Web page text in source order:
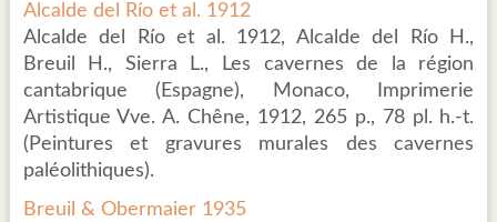
Alcalde del Río et al. 1912
Alcalde del Río et al. 1912, Alcalde del Río H.,
Breuil H., Sierra L., Les cavernes de la région
cantabrique (Espagne), Monaco, Imprimerie
Artistique Vve. A. Chêne, 1912, 265 p., 78 pl. h.-t.
(Peintures et gravures murales des cavernes
paléolithiques).
Breuil & Obermaier 1935